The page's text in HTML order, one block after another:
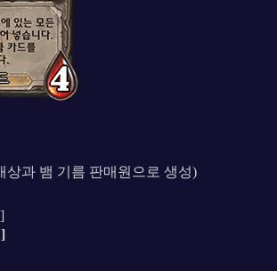
상과 뱀 기름 판매원으로 생성)